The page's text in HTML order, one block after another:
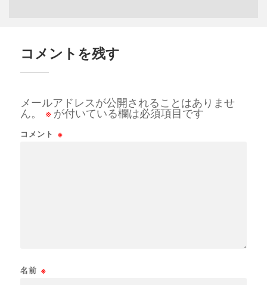
コメントを残す
メールアドレスが公開されることはありませ
ん。
※ が付いている欄は必須項目です
コメント ※
名前 ※